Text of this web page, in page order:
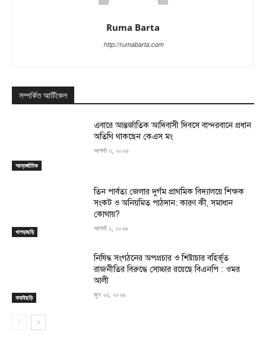
Ruma Barta
http://rumabarta.com
সম্পর্কিত আর্টিকেল
আন্তর্জাতিক
এবারে আন্তর্জাতিক আদিবাসী দিবসে বান্দরবানে প্রধান
অতিথি থাকছেন কেএস মং
আগস্ট ৩, ২০২৬
খাগড়াছড়ি
তিন পার্বত্য জেলার দুর্গম প্রাথমিক বিদ্যালয়ে শিক্ষক
সংকট ও অনিয়মিত পাঠদান: কারণ কী, সমাধান
কোথায়?
আগস্ট ১, ২০২৬
বাঘাইছড়ি
নিষিদ্ধ সংগঠনের অপপ্রচার ও শিষ্টাচার বহির্ভূত
রাজনীতির বিরুদ্ধে সোচ্চার রয়েছে বিএনপি : ওমর
আলী
জুন ২৩, ২০২৬